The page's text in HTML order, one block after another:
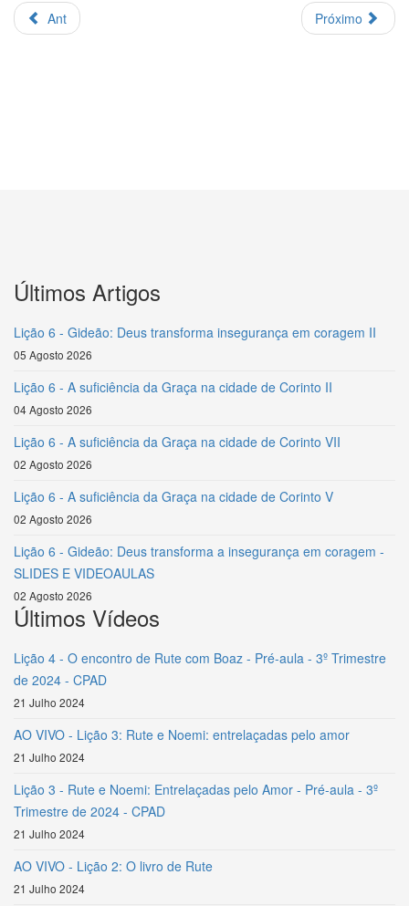
Ant Próximo
Últimos Artigos
Lição 6 - Gideão: Deus transforma insegurança em coragem II
05 Agosto 2026
Lição 6 - A suficiência da Graça na cidade de Corinto II
04 Agosto 2026
Lição 6 - A suficiência da Graça na cidade de Corinto VII
02 Agosto 2026
Lição 6 - A suficiência da Graça na cidade de Corinto V
02 Agosto 2026
Lição 6 - Gideão: Deus transforma a insegurança em coragem -
SLIDES E VIDEOAULAS
02 Agosto 2026
Últimos Vídeos
Lição 4 - O encontro de Rute com Boaz - Pré-aula - 3º Trimestre
de 2024 - CPAD
21 Julho 2024
AO VIVO - Lição 3: Rute e Noemi: entrelaçadas pelo amor
21 Julho 2024
Lição 3 - Rute e Noemi: Entrelaçadas pelo Amor - Pré-aula - 3º
Trimestre de 2024 - CPAD
21 Julho 2024
AO VIVO - Lição 2: O livro de Rute
21 Julho 2024